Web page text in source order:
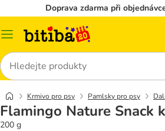
Doprava zdarma při
Kategorie
Hledat
Krmivo pro psy Pamlsky pro psy
Flamingo Nature Snack
200 g